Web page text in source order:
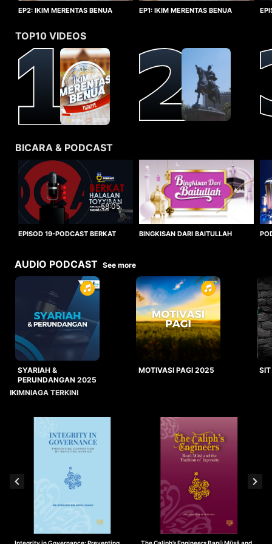
EP2: IKIM MERENTAS BENUA
EP1: IKIM MERENTAS BENUA
TOP10 VIDEOS
BICARA & PODCAST
58:05
EPISOD 19-PODCAST BERKAT
BINGKISAN DARI BAITULLAH
AUDIO PODCAST See more
SYARIAH &
PERUNDANGAN 2025
MOTIVASI PAGI 2025
IKIMNIAGA TERKINI